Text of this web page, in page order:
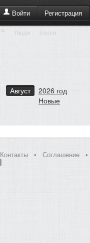
Войти Регистрация
Люди Блоги
Август
2026 год
Новые
Контакты • Соглашение
•